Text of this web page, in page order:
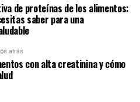
de proteínas de los alimentos:
saber para una
atrás
con alta creatinina y cómo